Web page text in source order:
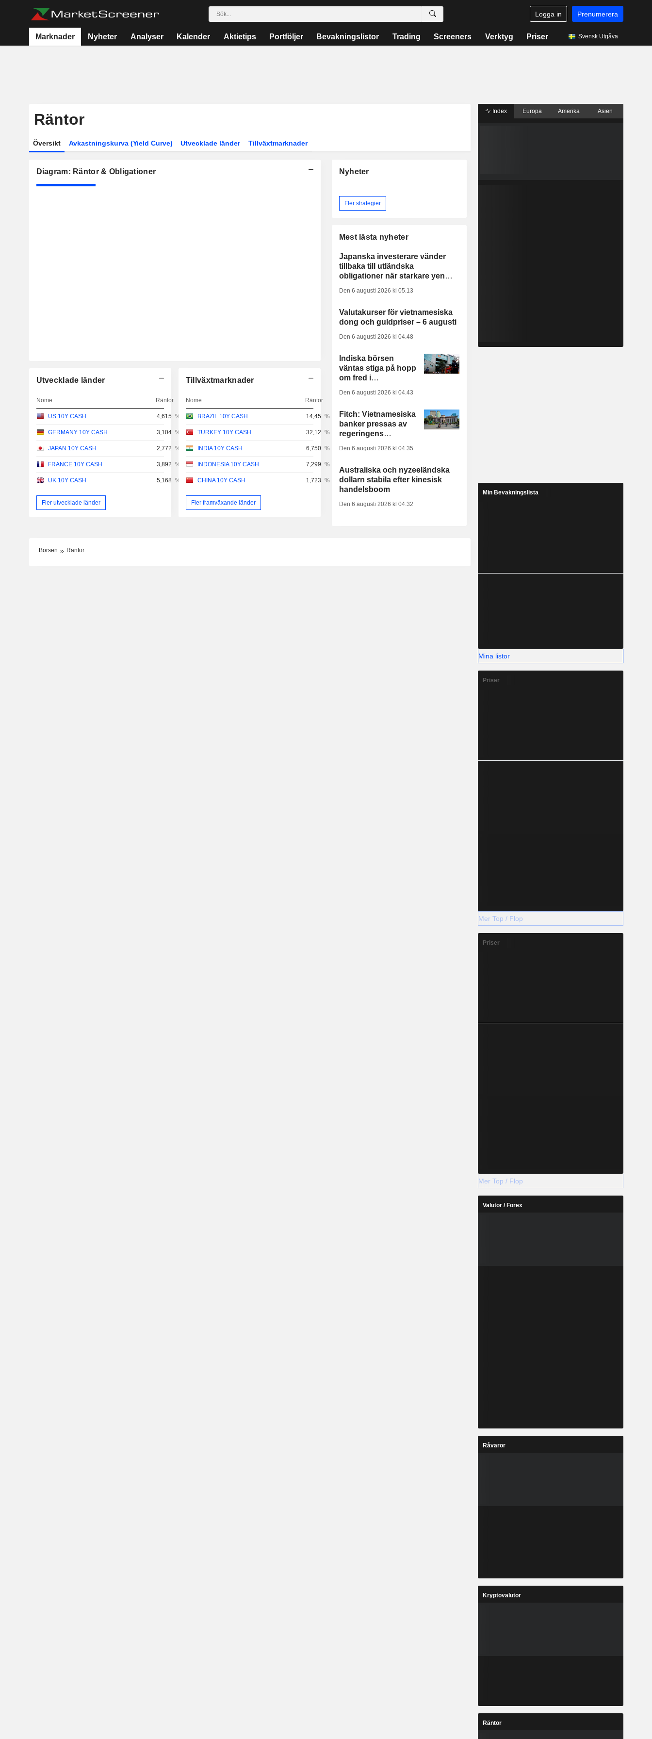
Logga in Prenumerera
Marknader Nyheter Analyser Kalender Aktietips Portföljer Bevakningslistor Trading Screeners Verktyg Priser Svensk Utgåva
Räntor
Översikt Avkastningskurva (Yield Curve) Utvecklade länder Tillväxtmarknader
Diagram: Räntor & Obligationer
Utvecklade länder
Nome Räntor
US 10Y CASH 4,615 %
GERMANY 10Y CASH 3,104 %
JAPAN 10Y CASH 2,772 %
FRANCE 10Y CASH 3,892 %
UK 10Y CASH 5,168 %
Fler utvecklade länder
Tillväxtmarknader
Nome Räntor
BRAZIL 10Y CASH 14,45 %
TURKEY 10Y CASH 32,12 %
INDIA 10Y CASH 6,750 %
INDONESIA 10Y CASH 7,299 %
CHINA 10Y CASH 1,723 %
Fler framväxande länder
Nyheter
Fler strategier
Mest lästa nyheter
Japanska investerare vänder
tillbaka till utländska
obligationer när starkare yen
efterfrågan
Den 6 augusti 2026 kl 05.13
Valutakurser för vietnamesiska
dong och guldpriser – 6 augusti
Den 6 augusti 2026 kl 04.48
Indiska börsen
väntas stiga på hopp
om fred i
starka rapporter
Den 6 augusti 2026 kl 04.43
Fitch: Vietnamesiska
banker pressas av
regeringens
Den 6 augusti 2026 kl 04.35
Australiska och nyzeeländska
dollarn stabila efter kinesisk
handelsboom
Den 6 augusti 2026 kl 04.32
Börsen Räntor
Index Europa Amerika Asien
Min Bevakningslista
Mina listor
Priser
Mer Top / Flop
Priser
Mer Top / Flop
Valutor / Forex
Råvaror
Kryptovalutor
Räntor